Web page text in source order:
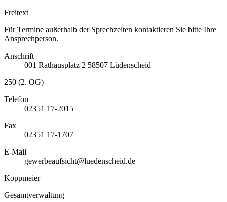
Freitext
Für Termine außerhalb der Sprechzeiten kontaktieren Sie bitte Ihre
Ansprechperson.
Anschrift
001 Rathausplatz 2 58507 Lüdenscheid
250 (2. OG)
Telefon
02351 17-2015
Fax
02351 17-1707
E-Mail
gewerbeaufsicht@luedenscheid.de
Koppmeier
Gesamtverwaltung